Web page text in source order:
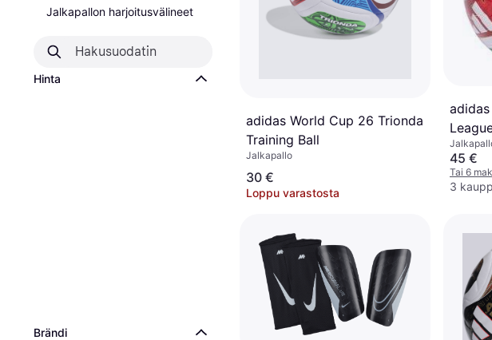
Jalkapallon harjoitusvälineet
Hinta
Brändi
adidas World Cup 26 Trionda
Training Ball
Jalkapallo
30 €
Loppu varastosta
45 €
Tai 6
3